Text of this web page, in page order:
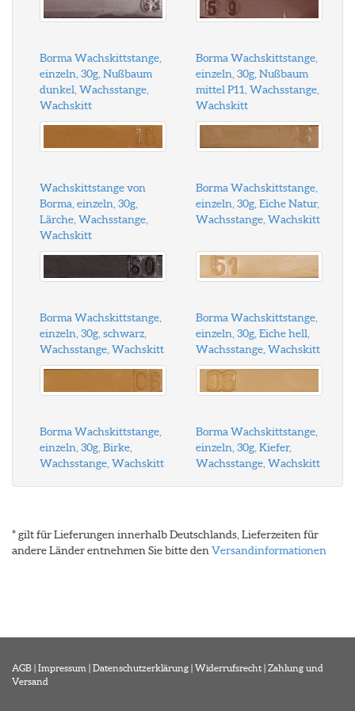
Borma Wachskittstange,
einzeln, 30g, Nußbaum
dunkel, Wachsstange,
Wachskitt
Borma Wachskittstange,
einzeln, 30g, Nußbaum
mittel P11, Wachsstange,
Wachskitt
Wachskittstange von
Borma, einzeln, 30g,
Lärche, Wachsstange,
Wachskitt
Borma Wachskittstange,
einzeln, 30g, Eiche Natur,
Wachsstange, Wachskitt
Borma Wachskittstange,
einzeln, 30g, schwarz,
Wachsstange, Wachskitt
Borma Wachskittstange,
einzeln, 30g, Eiche hell,
Wachsstange, Wachskitt
Borma Wachskittstange,
einzeln, 30g, Birke,
Wachsstange, Wachskitt
Borma Wachskittstange,
einzeln, 30g, Kiefer,
Wachsstange, Wachskitt
* gilt für Lieferungen innerhalb Deutschlands, Lieferzeiten für
andere Länder entnehmen Sie bitte den Versandinformationen
AGB | Impressum | Datenschutzerklärung | Widerrufsrecht | Zahlung und
Versand